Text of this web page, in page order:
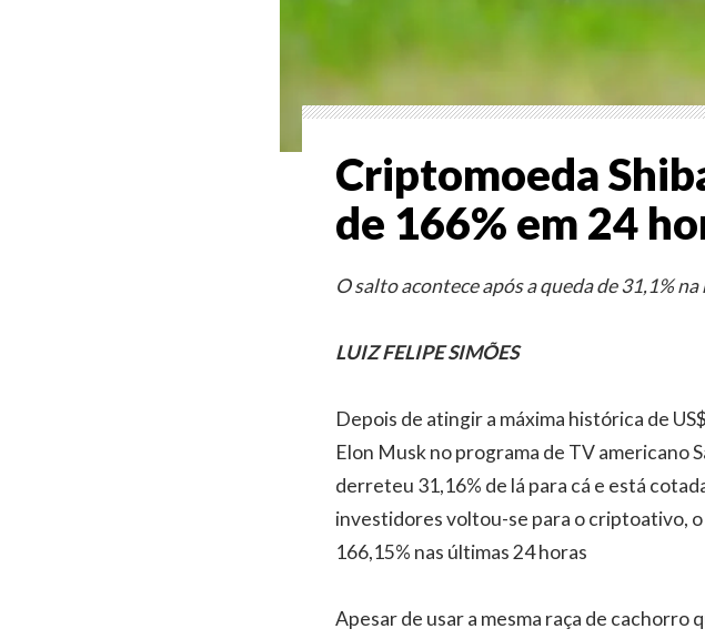
Criptomoeda
de 166% em 24
O salto acontece após a queda de 31,1%
LUIZ FELIPE SIMÕES
Depois de atingir a máxima histórica de
Elon Musk no programa de TV americano
derreteu 31,16% de lá para cá e está
investidores voltou-se para o criptoativo,
166,15% nas últimas 24 horas
Apesar de usar a mesma raça de cachorro